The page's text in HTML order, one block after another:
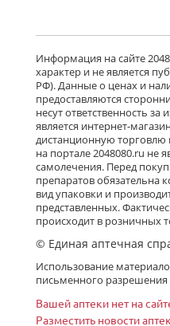
Информация на сайте
характер и не является
РФ). Данные о ценах и
предоставляются
несут ответственность за
является интернет-
дистанционную торговлю
на портале 2048080.ru не
самолечения. Перед
препаратов обязательна
вид упаковки и
представленных.
происходит в розничных
© Единая аптечная
Использование
письменного разрешения
Вашей аптеки нет на
Разместить новости